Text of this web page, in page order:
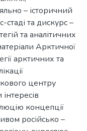
– історичний
стаді та дискурс –
та аналітичних
Арктичної
арктичних та
центру
концепції
російсько –